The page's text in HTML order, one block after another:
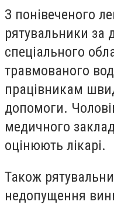
З понівеченого
рятувальники за
спеціального
травмованого
працівникам
допомоги.
медичного
оцінюють лікарі.
Також
недопущення